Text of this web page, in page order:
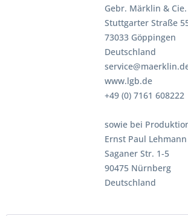
Gebr. Märklin &
Stuttgarter Straße
73033 Göppingen
Deutschland
www.lgb.de
+49 (0) 7161 608222
sowie bei
Ernst Paul
Saganer Str. 1-5
90475 Nürnberg
Deutschland